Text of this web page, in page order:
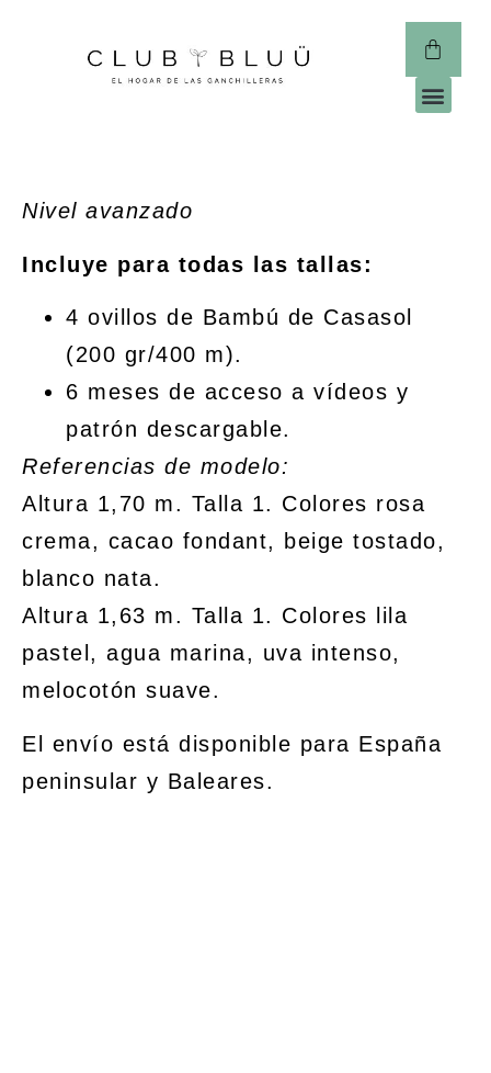
Nivel avanzado
Incluye para todas las tallas:
4 ovillos de Bambú de Casasol
(200 gr/400 m).
6 meses de acceso a vídeos y
patrón descargable.
Referencias de modelo:
Altura 1,70 m. Talla 1. Colores rosa
crema, cacao fondant, beige tostado,
blanco nata.
Altura 1,63 m. Talla 1. Colores lila
pastel, agua marina, uva intenso,
melocotón suave.
El envío está disponible para España
peninsular y Baleares.